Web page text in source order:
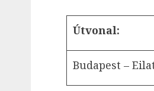
Útvonal:
Budapest –